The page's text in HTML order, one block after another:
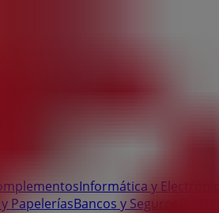
Informática y Electrónica
y PapeleríasBancos y Seguros